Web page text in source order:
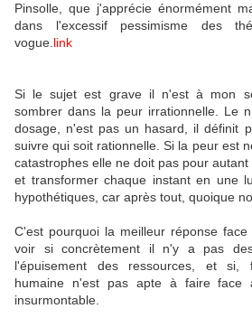
Pinsolle, que j'apprécie énormément
dans l'excessif pessimisme des
vogue. link
Si le sujet est grave il n'est à mon
sombrer dans la peur irrationnelle. Le
dosage, n'est pas un hasard, il définit
suivre qui soit rationnelle. Si la peur est
catastrophes elle ne doit pas pour
et transformer chaque instant en une
hypothétiques, car après tout, quoique
C'est pourquoi la meilleur réponse
voir si concrètement il n'y a pas
l'épuisement des ressources, et si,
humaine n'est pas apte à faire face
insurmontable.